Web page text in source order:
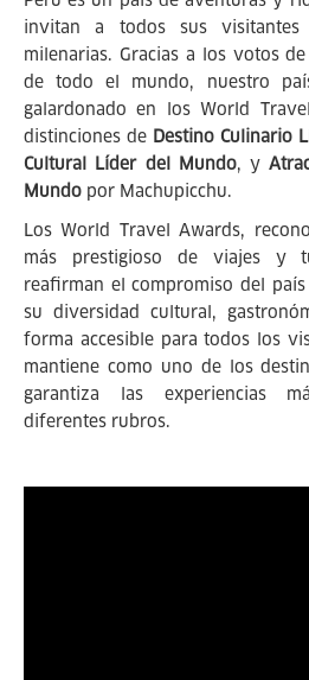
invitan a todos sus
milenarias. Gracias a los votos
de todo el mundo, nuestro
galardonado en los World
distinciones de Destino Culinario
Cultural Líder del Mundo, y
Mundo por Machupicchu.
Los World Travel Awards,
más prestigioso de viajes y
reafirman el compromiso del
su diversidad cultural,
forma accesible para todos los
mantiene como uno de los
garantiza las experiencias
diferentes rubros.